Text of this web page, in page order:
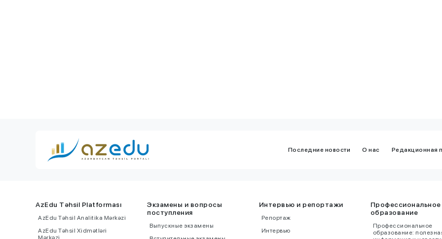
Последние новости О нас Редакционная
AzEdu Təhsil Platforması
AzEdu Təhsil Analitika Mərkəzi
AzEdu Təhsil Xidmətləri
Mərkəzi
Экзамены и вопросы
поступления
Выпускные экзамены
Интервью и репортажи
Репортаж
Интервью
Профессиональное
образование
Профессиональное
образование: